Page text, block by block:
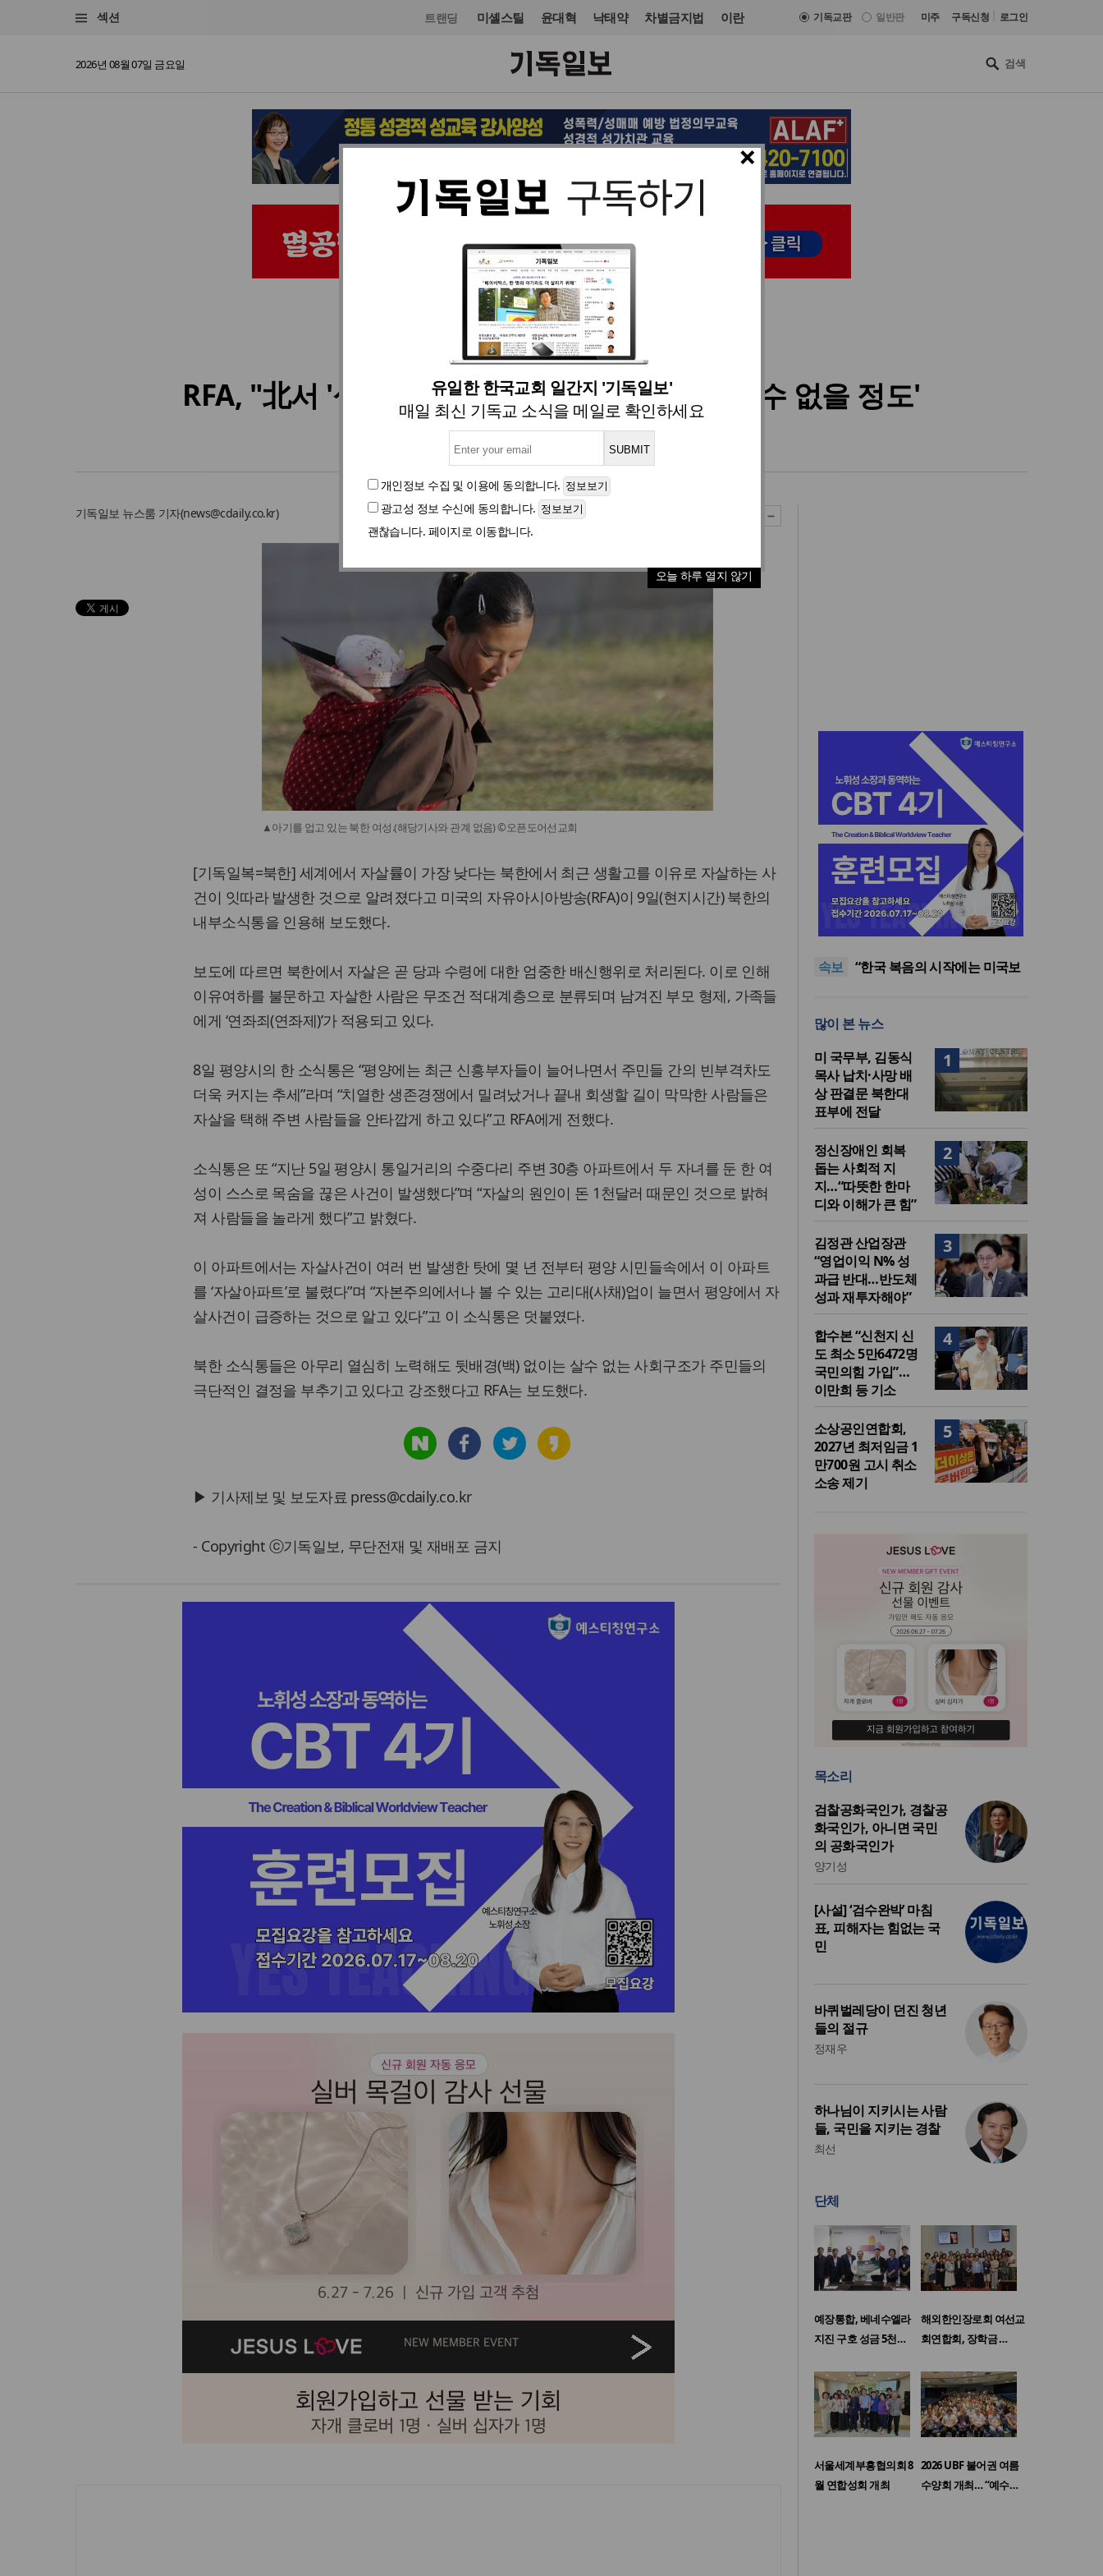
섹션 트랜딩 미셸스틸 윤대혁 낙태약 차별금지법 이란 기독교판 일반판 미주 구독신청 로그인
2026년 08월 07일 금요일
×
유일한 한국교회 일간지 '기독일보'
매일 최신 기독교 소식을 메일로 확인하세요
개인정보 수집 및 이용에 동의합니다.
광고성 정보 수신에 동의합니다.
괜찮습니다. 페이지로 이동합니다.
오늘 하루 열지 않기
미주·중남미 입력 2016. 02. 10 10:41
RFA, "北서 '생계형 자살' 잇따라"…'백 없인 살 수 없을 정도'
자본주의에서나 볼 수 있는 차채업까지 등장
기독일보 뉴스룸 기자(news@cdaily.co.kr)
▲아기를 업고 있는 북한 여성.(해당기사와 관계 없음) ©오픈도어선교회
[기독일복=북한] 세계에서 자살률이 가장 낮다는 북한에서 최근 생활고를 이유로 자살하는 사
건이 잇따라 발생한 것으로 알려졌다고 미국의 자유아시아방송(RFA)이 9일(현지시간) 북한의
내부소식통을 인용해 보도했다.
보도에 따르면 북한에서 자살은 곧 당과 수령에 대한 엄중한 배신행위로 처리된다. 이로 인해
이유여하를 불문하고 자살한 사람은 무조건 적대계층으로 분류되며 남겨진 부모 형제, 가족들
에게 ‘연좌죄(연좌제)’가 적용되고 있다.
8일 평양시의 한 소식통은 “평양에는 최근 신흥부자들이 늘어나면서 주민들 간의 빈부격차도
더욱 커지는 추세”라며 “치열한 생존경쟁에서 밀려났거나 끝내 회생할 길이 막막한 사람들은
자살을 택해 주변 사람들을 안타깝게 하고 있다”고 RFA에게 전했다.
소식통은 또 “지난 5일 평양시 통일거리의 수중다리 주변 30층 아파트에서 두 자녀를 둔 한 여
성이 스스로 목숨을 끊은 사건이 발생했다”며 “자살의 원인이 돈 1천달러 때문인 것으로 밝혀
져 사람들을 놀라게 했다”고 밝혔다.
이 아파트에서는 자살사건이 여러 번 발생한 탓에 몇 년 전부터 평양 시민들속에서 이 아파트
를 ‘자살아파트’로 불렸다”며 “자본주의에서나 볼 수 있는 고리대(사채)업이 늘면서 평양에서 자
살사건이 급증하는 것으로 알고 있다”고 이 소식통은 덧붙였다.
북한 소식통들은 아무리 열심히 노력해도 뒷배경(백) 없이는 살수 없는 사회구조가 주민들의
극단적인 결정을 부추기고 있다고 강조했다고 RFA는 보도했다.
▶ 기사제보 및 보도자료 press@cdaily.co.kr
- Copyright ⓒ기독일보, 무단전재 및 재배포 금지
속보
“한국 복음의 시작에는 미국보
다 먼저 일본이 있었습니다”
“기도로 시작한 스틸 美 대사,
한미동맹의 가교 되어주길”
한기연 “전쟁을 부르는 정책을
중단하라”
서울세계부흥협의회 8월 연합
회총연합회, 2027 대성회 위해
“한국 복음의 시작에는 미국보
많이 본 뉴스
1
미 국무부, 김동식
목사 납치·사망 배
상 판결문 북한대
표부에 전달
2
정신장애인 회복
돕는 사회적 지
지…“따뜻한 한마
디와 이해가 큰 힘”
3
김정관 산업장관
“영업이익 N% 성
과급 반대…반도체
성과 재투자해야”
4
합수본 “신천지 신
도 최소 5만6472명
국민의힘 가입”…
이만희 등 기소
5
소상공인연합회,
2027년 최저임금 1
만700원 고시 취소
소송 제기
목소리
검찰공화국인가, 경찰공
화국인가, 아니면 국민
의 공화국인가
양기성
[사설] ‘검수완박’ 마침
표, 피해자는 힘없는 국
민
바퀴벌레당이 던진 청년
들의 절규
정재우
하나님이 지키시는 사람
들, 국민을 지키는 경찰
최선
단체
예장통합, 베네수엘라
지진 구호 성금 5천…
해외한인장로회 여선교
회연합회, 장학금 …
서울세계부흥협의회 8
월 연합성회 개최
2026 UBF 불어권 여름
수양회 개최… “예수…